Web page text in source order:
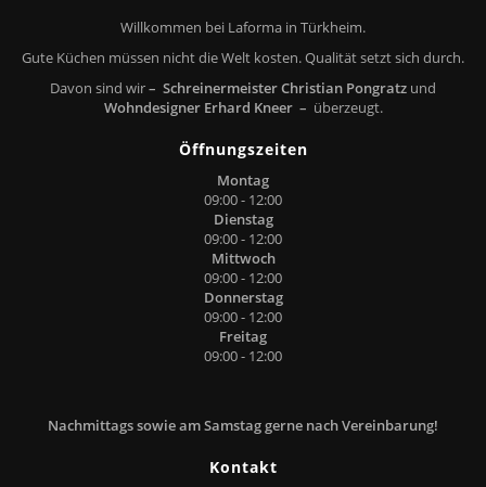
Willkommen bei Laforma in Türkheim.
Gute Küchen müssen nicht die Welt kosten. Qualität setzt sich durch.
Davon sind wir– Schreinermeister Christian Pongratz und
Wohndesigner Erhard Kneer – überzeugt.
Öffnungszeiten
Montag
09:00 - 12:00
Dienstag
09:00 - 12:00
Mittwoch
09:00 - 12:00
Donnerstag
09:00 - 12:00
Freitag
09:00 - 12:00
Nachmittags sowie am Samstag gerne nach Vereinbarung!
Kontakt